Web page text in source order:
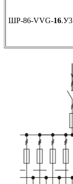
ШР-86-VVG-16.У3